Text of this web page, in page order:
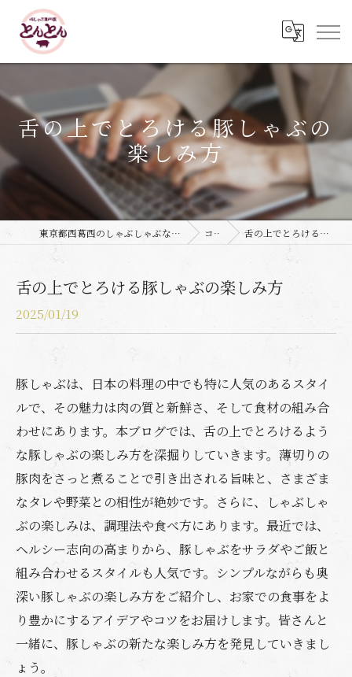
舌の上でとろける豚しゃぶの
楽しみ方
東京都西葛西のしゃぶしゃぶなら豚しゃぶ専門店 とんとん コラム 舌の上でとろける豚しゃぶの楽しみ方
舌の上でとろける豚しゃぶの楽しみ方
2025/01/19
豚しゃぶは、日本の料理の中でも特に人気のあるスタイ
ルで、その魅力は肉の質と新鮮さ、そして食材の組み合
わせにあります。本ブログでは、舌の上でとろけるよう
な豚しゃぶの楽しみ方を深掘りしていきます。薄切りの
豚肉をさっと煮ることで引き出される旨味と、さまざま
なタレや野菜との相性が絶妙です。さらに、しゃぶしゃ
ぶの楽しみは、調理法や食べ方にあります。最近では、
ヘルシー志向の高まりから、豚しゃぶをサラダやご飯と
組み合わせるスタイルも人気です。シンプルながらも奥
深い豚しゃぶの楽しみ方をご紹介し、お家での食事をよ
り豊かにするアイデアやコツをお届けします。皆さんと
一緒に、豚しゃぶの新たな楽しみ方を発見していきまし
ょう。